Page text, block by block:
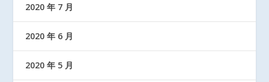
2020 年 7 月
2020 年 6 月
2020 年 5 月